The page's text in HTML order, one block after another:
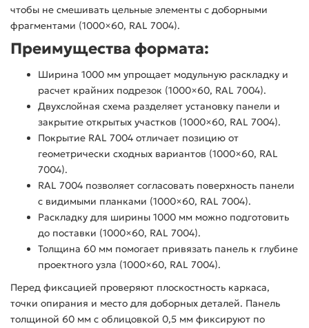
чтобы не смешивать цельные элементы с доборными
фрагментами (1000×60, RAL 7004).
Преимущества формата:
Ширина 1000 мм упрощает модульную раскладку и
расчет крайних подрезок (1000×60, RAL 7004).
Двухслойная схема разделяет установку панели и
закрытие открытых участков (1000×60, RAL 7004).
Покрытие RAL 7004 отличает позицию от
геометрически сходных вариантов (1000×60, RAL
7004).
RAL 7004 позволяет согласовать поверхность панели
с видимыми планками (1000×60, RAL 7004).
Раскладку для ширины 1000 мм можно подготовить
до поставки (1000×60, RAL 7004).
Толщина 60 мм помогает привязать панель к глубине
проектного узла (1000×60, RAL 7004).
Перед фиксацией проверяют плоскостность каркаса,
точки опирания и место для доборных деталей. Панель
толщиной 60 мм с облицовкой 0,5 мм фиксируют по